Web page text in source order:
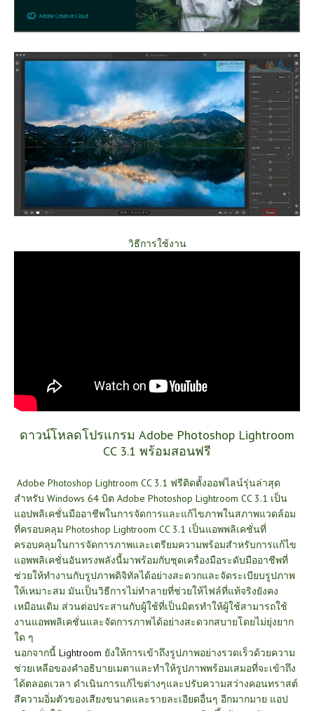
วิธีการใช้งาน
ดาวน์โหลดโปรแกรม Adobe Photoshop Lightroom
CC 3.1 พร้อมสอนฟรี
Adobe Photoshop Lightroom CC 3.1 ฟรีติดตั้งออฟไลน์รุ่นล่าสุด
สำหรับ Windows 64 บิต Adobe Photoshop Lightroom CC 3.1 เป็น
แอปพลิเคชั่นมืออาชีพในการจัดการและแก้ไขภาพในสภาพแวดล้อม
ที่ครอบคลุม Photoshop Lightroom CC 3.1 เป็นแอพพลิเคชั่นที่
ครอบคลุมในการจัดการภาพและเตรียมความพร้อมสำหรับการแก้ไข
แอพพลิเคชั่นอันทรงพลังนี้มาพร้อมกับชุดเครื่องมือระดับมืออาชีพที่
ช่วยให้ทำงานกับรูปภาพดิจิทัลได้อย่างสะดวกและจัดระเบียบรูปภาพ
ให้เหมาะสม มันเป็นวิธีการไม่ทำลายที่ช่วยให้ไฟล์ที่แท้จริงยังคง
เหมือนเดิม ส่วนต่อประสานกับผู้ใช้ที่เป็นมิตรทำให้ผู้ใช้สามารถใช้
งานแอพพลิเคชั่นและจัดการภาพได้อย่างสะดวกสบายโดยไม่ยุ่งยาก
ใด ๆ
นอกจากนี้ Lightroom ยังให้การเข้าถึงรูปภาพอย่างรวดเร็วด้วยความ
ช่วยเหลือของคำอธิบายเมตาและทำให้รูปภาพพร้อมเสมอที่จะเข้าถึง
ได้ตลอดเวลา ดำเนินการแก้ไขต่างๆและปรับความสว่างคอนทราสต์
สีความอิ่มตัวของเสียงขนาดและรายละเอียดอื่นๆ อีกมากมาย แอป